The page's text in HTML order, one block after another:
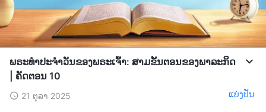
ພຣະທຳປະຈຳວັນຂອງພຣະເຈົ້າ: ສາມຂັ້ນຕອນຂອງພາລະກິດ
| ຄັດຕອນ 10
21 ຕຸລາ 2025 ແບ່ງປັນ